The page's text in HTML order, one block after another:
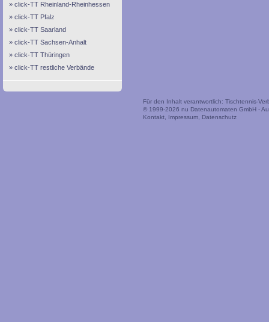
click-TT Rheinland-Rheinhessen
click-TT Pfalz
click-TT Saarland
click-TT Sachsen-Anhalt
click-TT Thüringen
click-TT restliche Verbände
Für den Inhalt verantwortlich: Tischtennis-
© 1999-2026 nu Datenautomaten GmbH -
Kontakt
Impressum Datenschutz